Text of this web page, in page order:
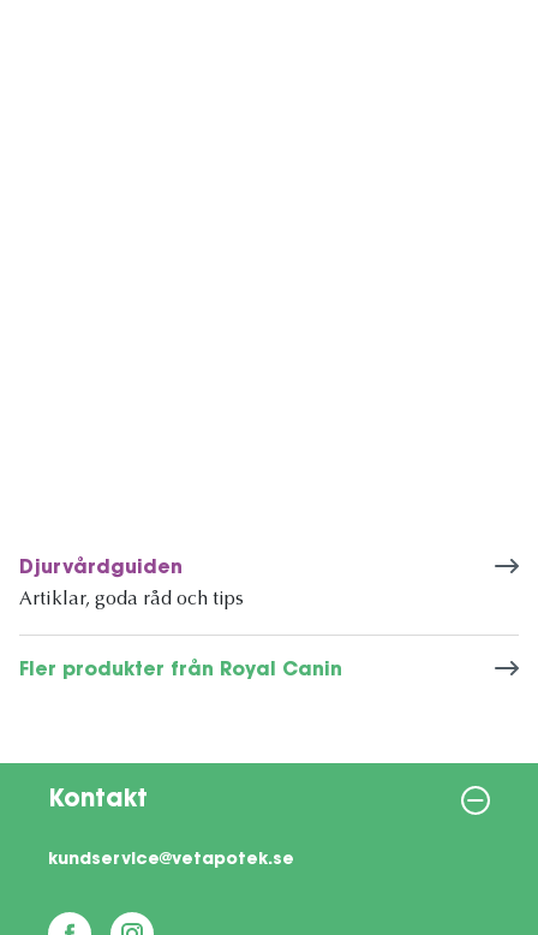
Djurvårdguiden
Artiklar, goda råd och tips
Fler produkter från Royal Canin
Kontakt
kundservice@vetapotek.se